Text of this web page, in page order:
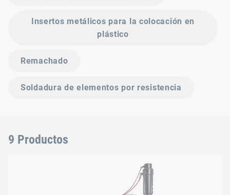
Insertos metálicos para la colocación en
plástico
Remachado
Soldadura de elementos por resistencia
9 Productos